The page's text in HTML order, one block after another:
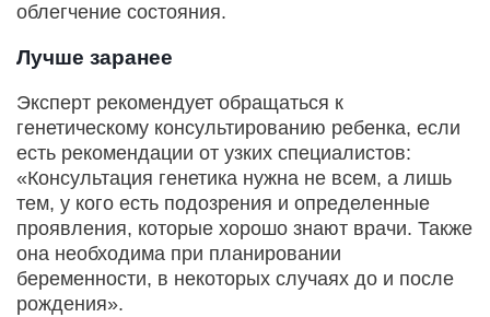
облегчение состояния.
Лучше заранее
Эксперт рекомендует обращаться к
генетическому консультированию ребенка, если
есть рекомендации от узких специалистов:
«Консультация генетика нужна не всем, а лишь
тем, у кого есть подозрения и определенные
проявления, которые хорошо знают врачи. Также
она необходима при планировании
беременности, в некоторых случаях до и после
рождения».